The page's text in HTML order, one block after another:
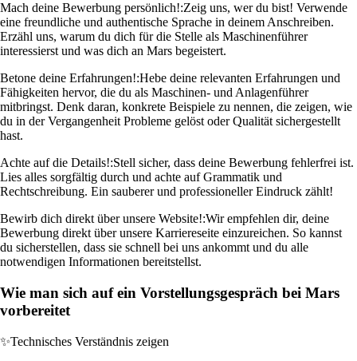
Mach deine Bewerbung persönlich!:Zeig uns, wer du bist! Verwende
eine freundliche und authentische Sprache in deinem Anschreiben.
Erzähl uns, warum du dich für die Stelle als Maschinenführer
interessierst und was dich an Mars begeistert.
Betone deine Erfahrungen!:Hebe deine relevanten Erfahrungen und
Fähigkeiten hervor, die du als Maschinen- und Anlagenführer
mitbringst. Denk daran, konkrete Beispiele zu nennen, die zeigen, wie
du in der Vergangenheit Probleme gelöst oder Qualität sichergestellt
hast.
Achte auf die Details!:Stell sicher, dass deine Bewerbung fehlerfrei ist.
Lies alles sorgfältig durch und achte auf Grammatik und
Rechtschreibung. Ein sauberer und professioneller Eindruck zählt!
Bewirb dich direkt über unsere Website!:Wir empfehlen dir, deine
Bewerbung direkt über unsere Karriereseite einzureichen. So kannst
du sicherstellen, dass sie schnell bei uns ankommt und du alle
notwendigen Informationen bereitstellst.
Wie man sich auf ein Vorstellungsgespräch bei Mars
vorbereitet
✨Technisches Verständnis zeigen